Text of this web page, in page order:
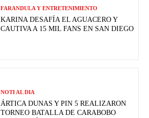
FARANDULA Y ENTRETENIMIENTO
KARINA DESAFÍA EL AGUACERO Y
CAUTIVA A 15 MIL FANS EN SAN DIEGO
NOTI AL DIA
ÁRTICA DUNAS Y PIN 5 REALIZARON
TORNEO BATALLA DE CARABOBO